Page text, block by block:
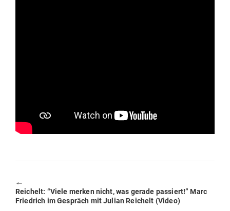
🠔
Previous
post:
Rei­chelt: “Viele merken nicht, was gerade pas­siert!” Marc
Friedrich im Gespräch mit Julian Rei­chelt (Video)